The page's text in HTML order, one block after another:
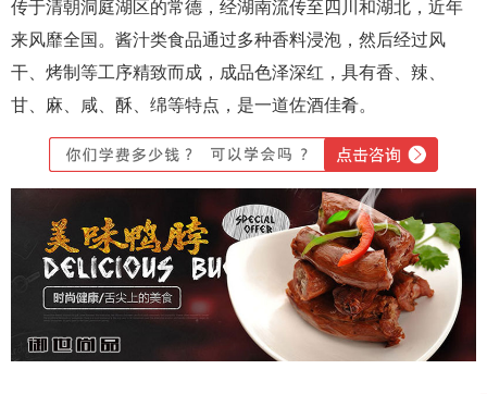
传于清朝洞庭湖区的常德，经湖南流传至四川和湖北，近年
来风靡全国。酱汁类食品通过多种香料浸泡，然后经过风
干、烤制等工序精致而成，成品色泽深红，具有香、辣、
甘、麻、咸、酥、绵等特点，是一道佐酒佳肴。